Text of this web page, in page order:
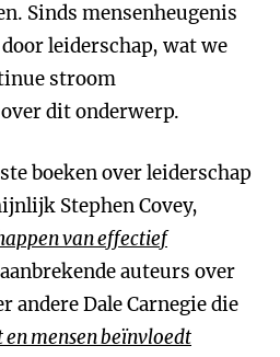
Sinds mensenheugenis
leiderschap, wat we
stroom
dit onderwerp.
boeken over leiderschap
Stephen Covey,
van effectief
auteurs over
andere Dale Carnegie die
mensen beïnvloedt